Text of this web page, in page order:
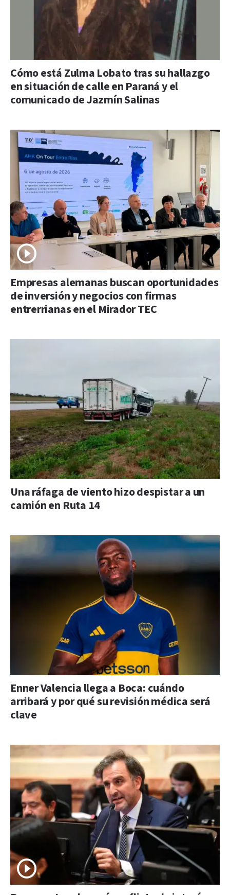
Cómo está Zulma Lobato tras su hallazgo
en situación de calle en Paraná y el
comunicado de Jazmín Salinas
Empresas alemanas buscan oportunidades
de inversión y negocios con firmas
entrerrianas en el Mirador TEC
Una ráfaga de viento hizo despistar a un
camión en Ruta 14
Enner Valencia llega a Boca: cuándo
arribará y por qué su revisión médica será
clave